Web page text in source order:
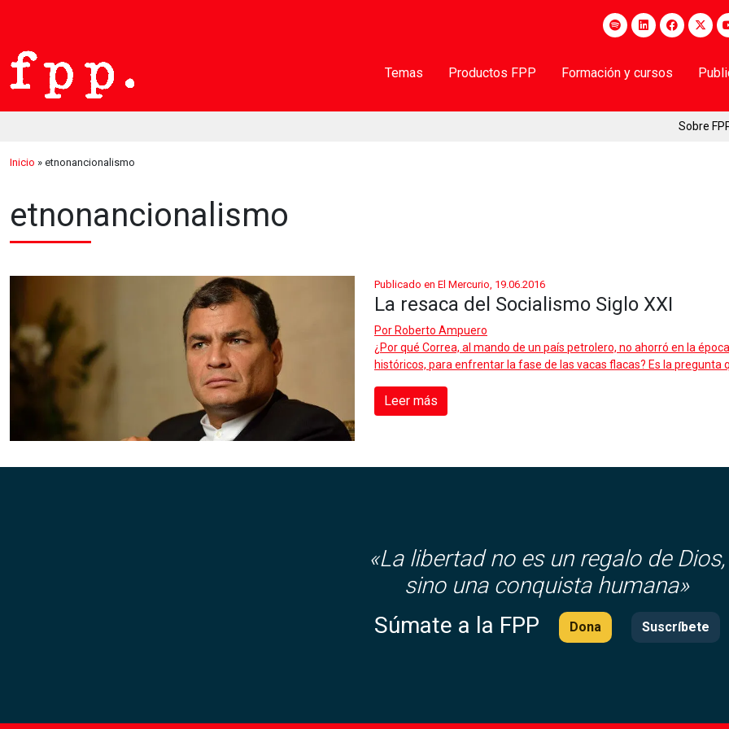
Temas Productos FPP Formación y cursos
Sobre
Inicio » etnonancionalismo
etnonancionalismo
Publicado en El Mercurio, 19.06.2016
La resaca del Socialismo Siglo XXI
Por Roberto Ampuero
¿Por qué Correa, al mando de un país petrolero, no ahorró en la
históricos, para enfrentar la fase de las vacas flacas? Es la pregunta
Leer más
«La libertad no es un regalo de Dios,
sino una conquista humana»
Súmate a la FPP
Dona Suscríbete